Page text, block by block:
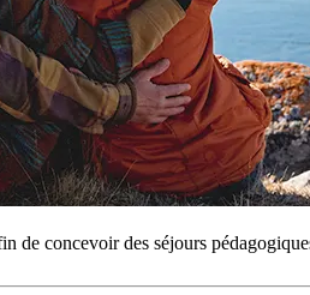
de concevoir des séjours